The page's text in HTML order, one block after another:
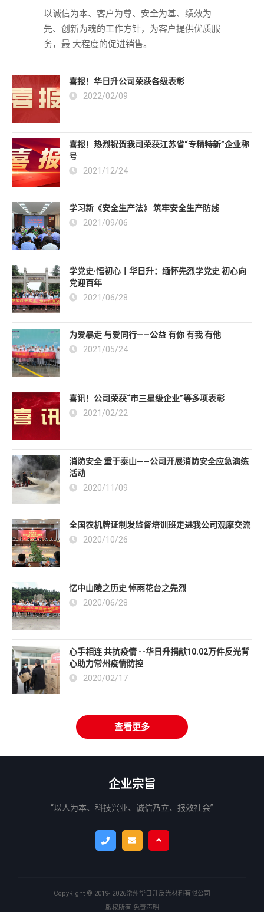
以诚信为本、客户为尊、安全为基、绩效为
先、创新为魂的工作方针，为客户提供优质服
务，最 大程度的促进销售。
喜报！华日升公司荣获各级表彰
2022/02/09
喜报！热烈祝贺我司荣获江苏省“专精特新”企业称
号
2021/12/24
学习新《安全生产法》 筑牢安全生产防线
2021/09/06
学党史·悟初心丨华日升：缅怀先烈学党史 初心向
党迎百年
2021/06/28
为爱暴走 与爱同行——公益 有你 有我 有他
2021/05/24
喜讯！公司荣获“市三星级企业”等多项表彰
2021/02/22
消防安全 重于泰山——公司开展消防安全应急演练
活动
2020/11/09
全国农机牌证制发监督培训班走进我公司观摩交流
2020/10/26
忆中山陵之历史 悼雨花台之先烈
2020/06/28
心手相连 共抗疫情 --华日升捐献10.02万件反光背
心助力常州疫情防控
2020/02/17
查看更多
企业宗旨
“以人为本、科技兴业、诚信乃立、报效社会”
CopyRight © 2019- 2026常州华日升反光材料有限公司
版权所有 免责声明